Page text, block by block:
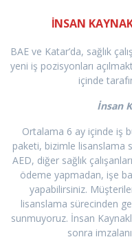
İNSAN
BAE ve Katar’da, sağlık
yeni iş pozisyonları
içinde
İnsan
Ortalama 6 ay içinde iş
paketi, bizimle lisanslama
AED, diğer sağlık
ödeme yapmadan, işe
yapabilirsiniz.
lisanslama sürecinden
sunmuyoruz. İnsan
sonra